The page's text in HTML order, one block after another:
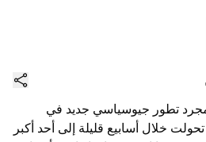
تطور جيوسياسي جديد في
خلال أسابيع قليلة إلى أحد أكبر